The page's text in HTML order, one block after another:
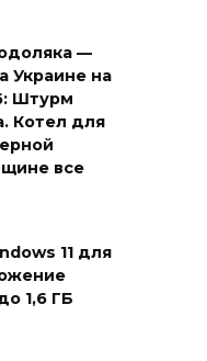
—
Украине на
Штурм
Котел для
все
11 для
1,6 ГБ